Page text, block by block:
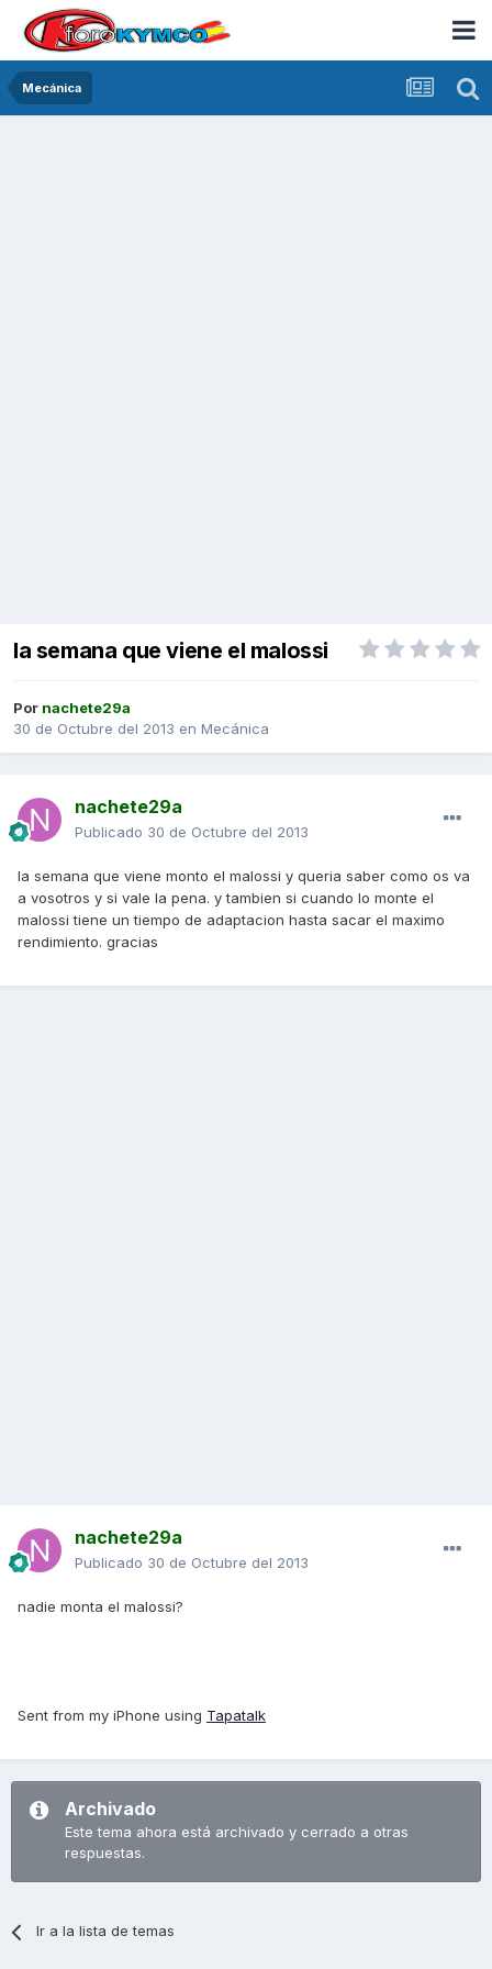
Mecánica
la semana que viene el malossi
Por nachete29a
30 de Octubre del 2013 en Mecánica
nachete29a
Publicado 30 de Octubre del 2013
la semana que viene monto el malossi y queria saber como os va
a vosotros y si vale la pena. y tambien si cuando lo monte el
malossi tiene un tiempo de adaptacion hasta sacar el maximo
rendimiento. gracias
nachete29a
Publicado 30 de Octubre del 2013
nadie monta el malossi?
Sent from my iPhone using Tapatalk
Archivado
Este tema ahora está archivado y cerrado a otras
respuestas.
Ir a la lista de temas